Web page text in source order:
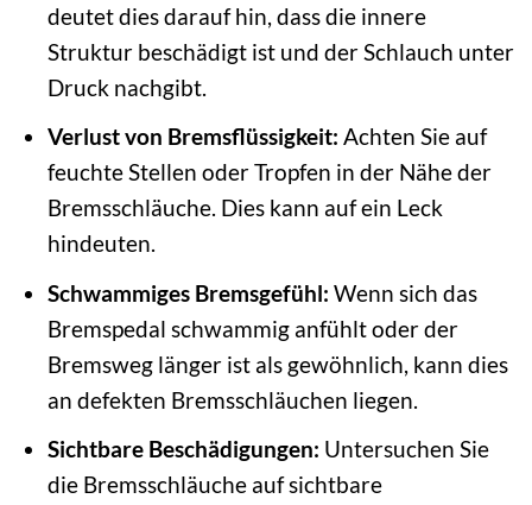
deutet dies darauf hin, dass die innere
Struktur beschädigt ist und der Schlauch unter
Druck nachgibt.
Verlust von Bremsflüssigkeit: Achten Sie auf
feuchte Stellen oder Tropfen in der Nähe der
Bremsschläuche. Dies kann auf ein Leck
hindeuten.
Schwammiges Bremsgefühl: Wenn sich das
Bremspedal schwammig anfühlt oder der
Bremsweg länger ist als gewöhnlich, kann dies
an defekten Bremsschläuchen liegen.
Sichtbare Beschädigungen: Untersuchen Sie
die Bremsschläuche auf sichtbare